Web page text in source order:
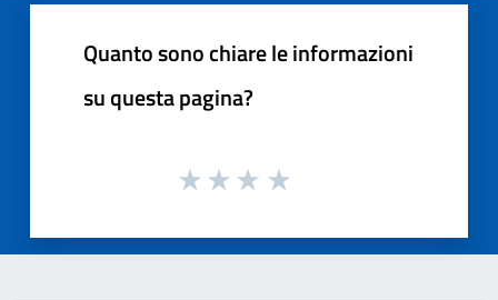
Quanto sono chiare le informazioni
su questa pagina?